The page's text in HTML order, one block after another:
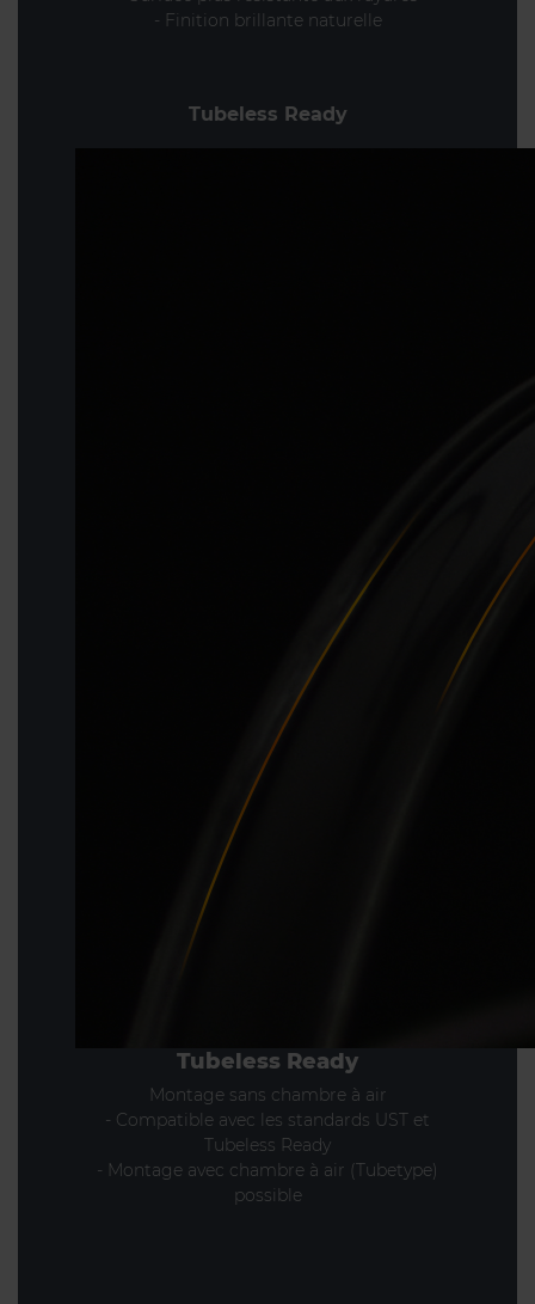
- Finition brillante naturelle
Tubeless Ready
Tubeless Ready
Montage sans chambre à air
- Compatible avec les standards UST et
Tubeless Ready
- Montage avec chambre à air (Tubetype)
possible